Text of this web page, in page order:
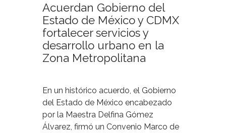
Acuerdan Gobierno del
Estado de México y CDMX
fortalecer servicios y
desarrollo urbano en la
Zona Metropolitana
En un histórico acuerdo, el Gobierno
del Estado de México encabezado
por la Maestra Delfina Gómez
Álvarez, firmó un Convenio Marco de